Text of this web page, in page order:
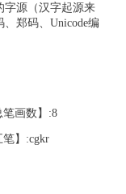
字源（汉字起源来
郑码、Unicode编
笔画数】:8
笔】:cgkr